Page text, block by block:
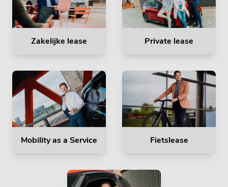
Zakelijke lease Private lease
Mobility as a Service Fietslease